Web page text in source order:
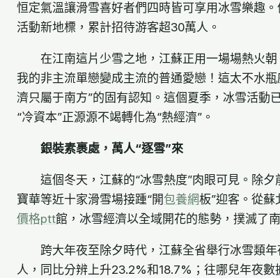
恒定氣溫讓滑雪喜好者們四時皆可享用冰雪樂趣
活動新地標，累計招待游客超30萬人。
在江南這片少雪之地，江蘇正用一場場熱火
我的非主流單戀變成主流的普通愛戀！這太不水
濟只屬于南方”的固有認知。這個夏季，冰雪活動
“冷資本”正源源不竭轉化為“熱經濟”。
銀裝素裹處，萬人“逐雪”來
這個冬天，江蘇的“冰雪熱度”肉眼可見。除
寶華等近十家滑雪場接踵“開包養網板”迎客。從
價格ptt館，冰雪經濟以全域開花的態勢，撲滅了
跨大年夜至除夕時代，江蘇全省舉行冰雪類
人，同比分辨上升23.2%和18.7%；往哪兒年夜